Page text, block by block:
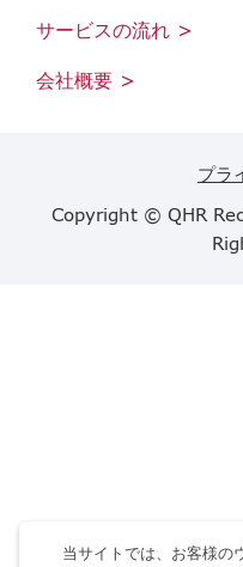
サービスの流れ >
会社概要 >
プラ
Copyright © QHR
当サイトでは、お客様の